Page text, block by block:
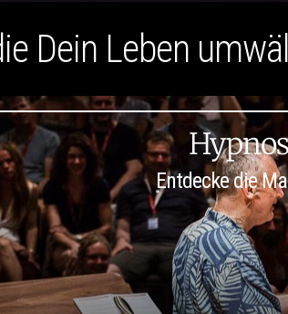
Dein Leben
Entdecke die